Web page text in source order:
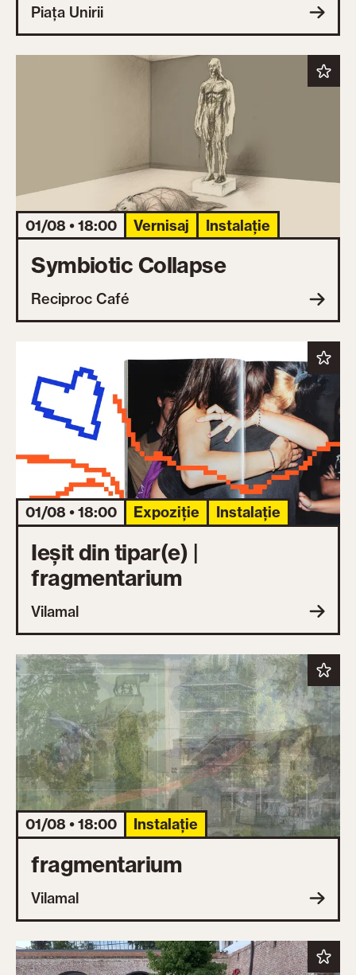
Piața Unirii
01/08 • 18:00 Vernisaj Instalație
Symbiotic Collapse
Reciproc Café
01/08 • 18:00 Expoziție Instalație
Ieșit din tipar(e) |
fragmentarium
Vilamal
01/08 • 18:00 Instalație
fragmentarium
Vilamal